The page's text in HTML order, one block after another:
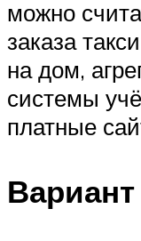
можно
заказа
на дом,
системы
платные